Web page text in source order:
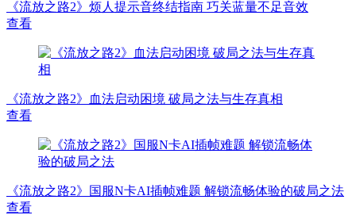
《流放之路2》烦人提示音终结指南 巧关蓝量不足音效
查看
《流放之路2》血法启动困境 破局之法与生存真相
查看
《流放之路2》国服N卡AI插帧难题 解锁流畅体验的破局之法
查看